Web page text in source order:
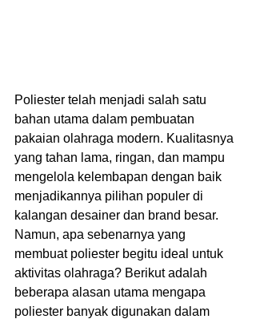
Poliester telah menjadi salah satu
bahan utama dalam pembuatan
pakaian olahraga modern. Kualitasnya
yang tahan lama, ringan, dan mampu
mengelola kelembapan dengan baik
menjadikannya pilihan populer di
kalangan desainer dan brand besar.
Namun, apa sebenarnya yang
membuat poliester begitu ideal untuk
aktivitas olahraga? Berikut adalah
beberapa alasan utama mengapa
poliester banyak digunakan dalam